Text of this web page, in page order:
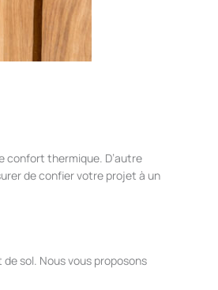
confort thermique. D’autre
de confier votre projet à un
sol. Nous vous proposons